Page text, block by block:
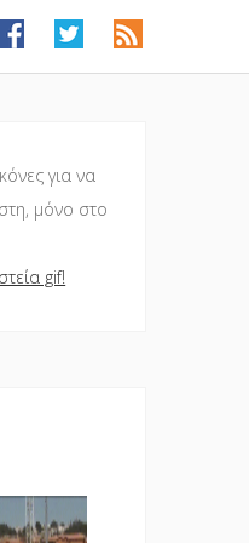
για να
μόνο στο
gif!